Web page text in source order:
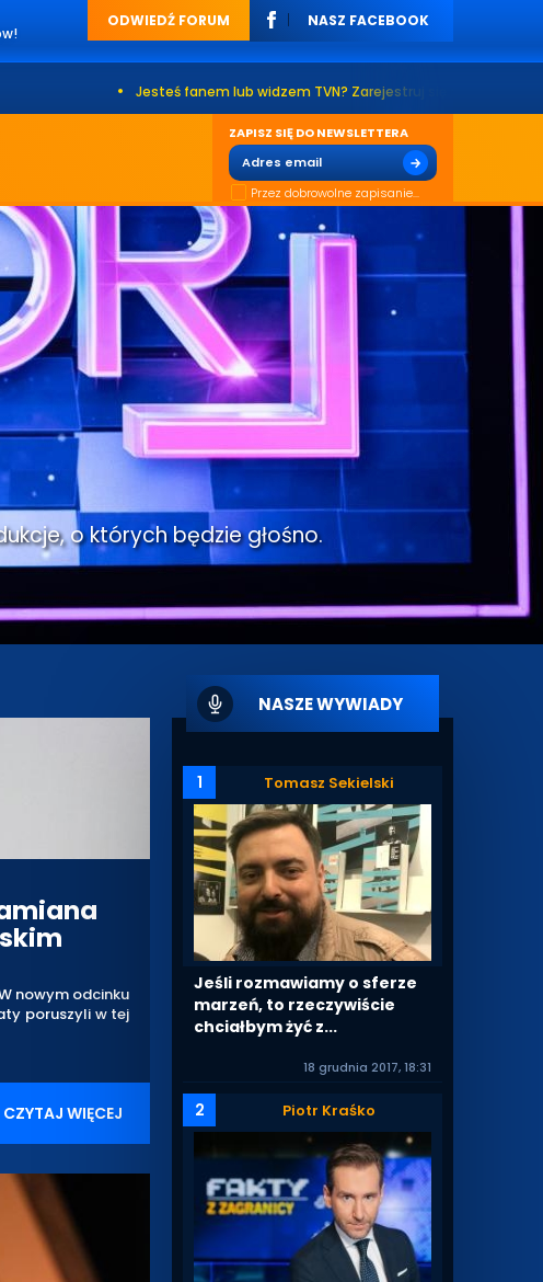
ODWIEDŹ FORUM NASZ FACEBOOK
Jesteś fanem lub widzem TVN? Zarejestruj się na naszym forum. Już
ZAPISZ SIĘ DO NEWSLETTERA
Przez dobrowolne zapisanie...
o których będzie głośno.
nowym odcinku
poruszyli w tej
CZYTAJ WIĘCEJ
NASZE WYWIADY
1 Tomasz Sekielski
Jeśli rozmawiamy o sferze
marzeń, to rzeczywiście
chciałbym żyć z...
18 grudnia 2017, 18:31
2 Piotr Kraśko